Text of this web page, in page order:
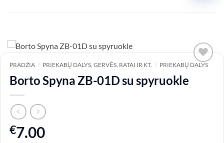
wishlist
PRADŽIA / PRIEKABŲ DALYS, GERVĖS, RATAI IR KT. / PRIEKABŲ DALYS
Borto Spyna ZB-01D su spyruokle
€7.00